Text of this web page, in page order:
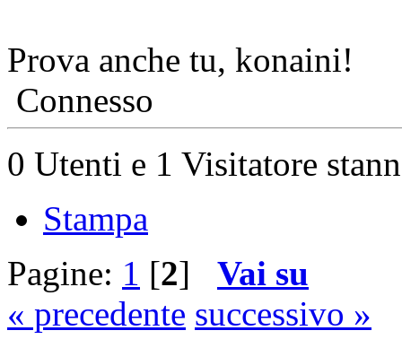
Prova anche tu, konaini!
Connesso
0 Utenti e 1 Visitatore
Stampa
Pagine: 1 [2] Vai su
« precedente successivo »